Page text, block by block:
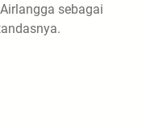
sebagai